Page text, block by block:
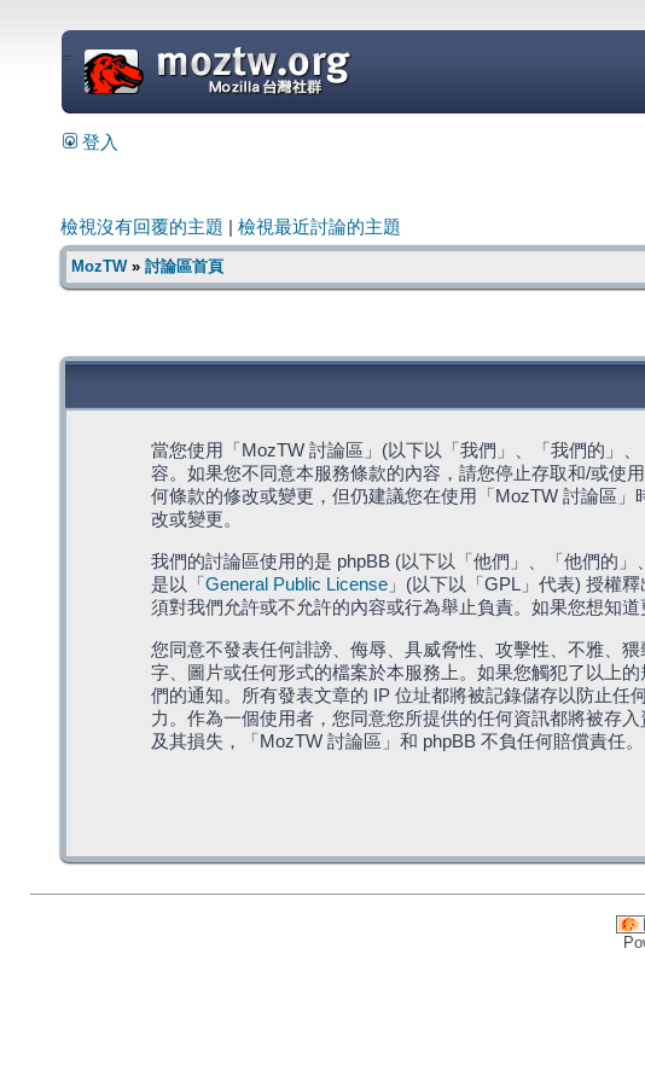
=
登入
檢視沒有回覆的主題 檢視最近討論的主題
MozTW» 討論區首頁
當您使用「MozTW 討論區」(以下以「我們」、「我們的」
容。如果您不同意本服務條款的內容，請您停止存取和/或使
何條款的修改或變更，但仍建議您在使用「MozTW 討論區
改或變更。
我們的討論區使用的是 phpBB (以下以「他們」、「他們的
是以「 General Public License」(以下以「GPL」代表) 授權釋
須對我們允許或不允許的內容或行為舉止負責。如果您想知道
您同意不發表任何誹謗、侮辱、具威脅性、攻擊性、不雅、
字、圖片或任何形式的檔案於本服務上。如果您觸犯了以上
們的通知。所有發表文章的 IP 位址都將被記錄儲存以防止
力。作為一個使用者，您同意您所提供的任何資訊都將被存
及其損失，「MozTW 討論區」和 phpBB 不負任何賠償責任。